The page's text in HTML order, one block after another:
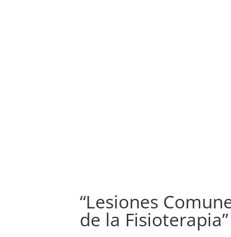
“Lesiones
de la Fisioterapia”